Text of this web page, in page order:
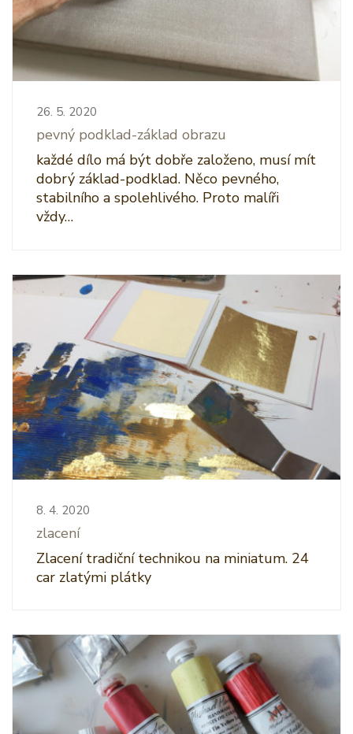
26. 5. 2020
pevný podklad-základ obrazu
každé dílo má být dobře založeno, musí mít
dobrý základ-podklad. Něco pevného,
stabilního a spolehlivého. Proto malíři
vždy…
8. 4. 2020
zlacení
Zlacení tradiční technikou na miniatum. 24
car zlatými plátky